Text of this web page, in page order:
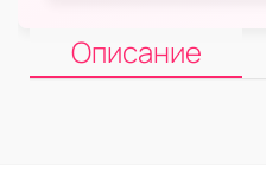
Описание